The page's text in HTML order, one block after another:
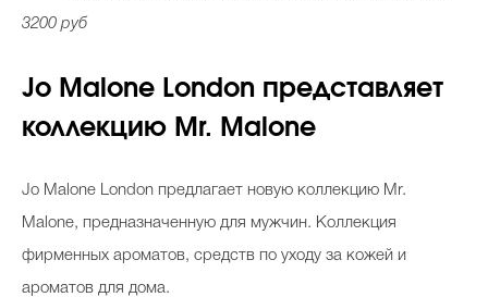
3200 руб
Jo Malone London представляет
коллекцию Mr. Malone
Jo Malone London предлагает новую коллекцию Mr.
Malone, предназначенную для мужчин. Коллекция
фирменных ароматов, средств по уходу за кожей и
ароматов для дома.